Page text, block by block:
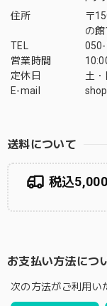
住所
〒
の
TEL
営業時間
定休日
土
E-mail
送料について
税込
お支払い方法につ
次の方法がご利用い